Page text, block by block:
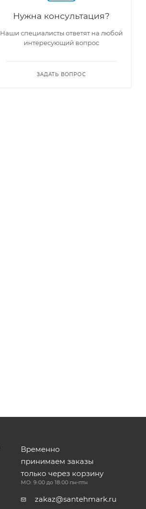
Нужна консультация?
Наши специалисты ответят на любой
интересующий вопрос
ЗАДАТЬ ВОПРОС
Временно
принимаем заказы
только через корзину
МО: 9:00 до 18:00 пн-птн
zakaz@santehmark.ru